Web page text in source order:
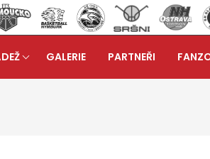
GALERIE PARTNEŘI